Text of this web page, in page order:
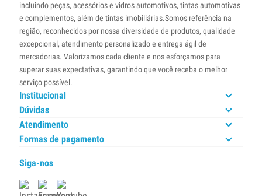
incluindo peças, acessórios e vidros automotivos, tintas automotivas
e complementos, além de tintas imobiliárias.Somos referência na
região, reconhecidos por nossa diversidade de produtos, qualidade
excepcional, atendimento personalizado e entrega ágil de
mercadorias. Valorizamos cada cliente e nos esforçamos para
superar suas expectativas, garantindo que você receba o melhor
serviço possível.
Institucional
Dúvidas
Atendimento
Formas de pagamento
Siga-nos